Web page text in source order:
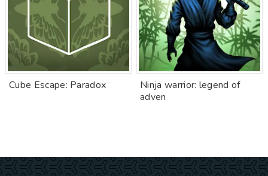
Cube Escape: Paradox
Ninja warrior: legend of
adven